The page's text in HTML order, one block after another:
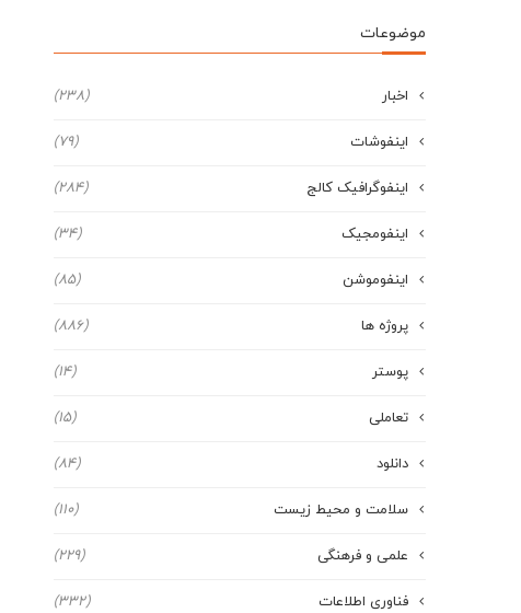
موضوعات
اخبار (238)
اینفوشات (79)
اینفوگرافیک کالج (284)
اینفومجیک (34)
اینفوموشن (85)
پروژه ها (886)
پوستر (14)
تعاملی (15)
دانلود (84)
سلامت و محیط زیست (110)
علمی و فرهنگی (229)
فناوری اطلاعات (332)